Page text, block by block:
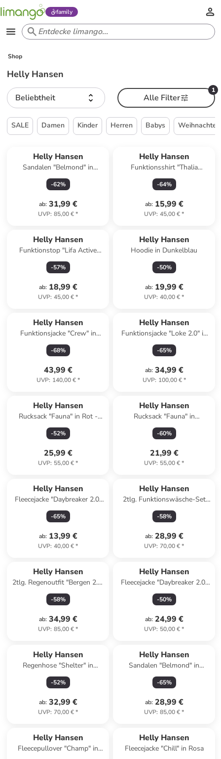
family
Shop
Helly Hansen
Beliebtheit
1
Alle Filter
SALE Damen Kinder Herren Babys Weihnachten
Helly Hansen
Sandalen "Belmond" in
Schwarz
-62%
ab: 31,99 €
UVP: 85,00 €*
Helly Hansen
Funktionsshirt "Thalia
Summer" in Pink
-64%
ab: 15,99 €
UVP: 45,00 €*
Helly Hansen
Funktionstop "Lifa Active
Solen" in Beige
-57%
ab: 18,99 €
UVP: 45,00 €*
Helly Hansen
Hoodie in Dunkelblau
-50%
ab: 19,99 €
UVP: 40,00 €*
Helly Hansen
Funktionsjacke "Crew" in
Dunkelblau
-68%
43,99 €
UVP: 140,00 €*
Helly Hansen
Funktionsjacke "Loke 2.0" in
Lachs
-65%
ab: 34,99 €
UVP: 100,00 €*
Helly Hansen
Rucksack "Fauna" in Rot -
(B)16,5 x (H)32 x (T)13 cm - 6
l
-52%
25,99 €
UVP: 55,00 €*
Helly Hansen
Rucksack "Fauna" in
Dunkelblau - (B)16,5 x (H)32 x
(T)13 cm
-60%
21,99 €
UVP: 55,00 €*
Helly Hansen
Fleecejacke "Daybreaker 2.0"
in Dunkelblau
-65%
ab: 13,99 €
UVP: 40,00 €*
Helly Hansen
2tlg. Funktionswäsche-Set
"Lifa" in Dunkelblau
-58%
ab: 28,99 €
UVP: 70,00 €*
Helly Hansen
2tlg. Regenoutfit "Bergen 2.0"
in Dunkelblau
-58%
ab: 34,99 €
UVP: 85,00 €*
Helly Hansen
Fleecejacke "Daybreaker 2.0"
in Türkis
-50%
ab: 24,99 €
UVP: 50,00 €*
Helly Hansen
Regenhose "Shelter" in
Schwarz
-52%
ab: 32,99 €
UVP: 70,00 €*
Helly Hansen
Sandalen "Belmond" in
Dunkelblau
-65%
ab: 28,99 €
UVP: 85,00 €*
Helly Hansen
Fleecepullover "Champ" in
Helly Hansen
Fleecejacke "Chill" in Rosa